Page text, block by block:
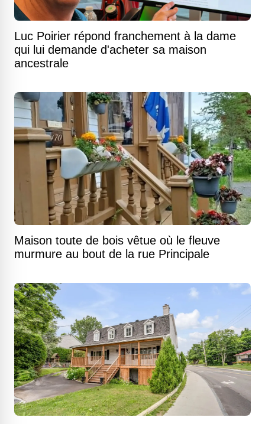
Luc Poirier répond franchement à la dame
qui lui demande d'acheter sa maison
ancestrale
Maison toute de bois vêtue où le fleuve
murmure au bout de la rue Principale